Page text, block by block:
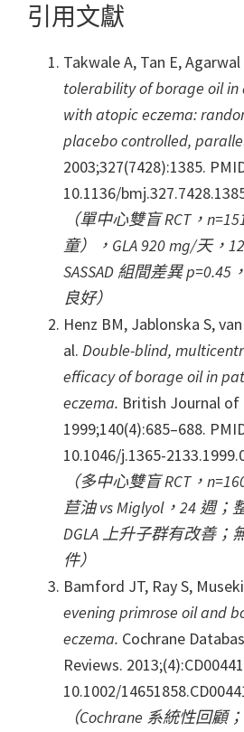
引用文獻
Takwale A, Tan E, Agarwal
tolerability of borage oil
with atopic eczema:
placebo controlled,
2003;327(7428):1385.
10.1136/
（單中心雙盲 RCT，
童），GLA 920 mg/天，
SASSAD 組間差異
良好）
Henz BM, Jablonska S,
al. Double-blind,
efficacy of borage oil in
eczema. British Journal
1999;140(4):685–688.
10.1046/j.1365-
（多中心雙盲 RCT，
苣油 vs Miglyol，24 週；
DGLA 上升子群有改善；
件）
Bamford JT, Ray S,
evening primrose oil and
eczema. Cochrane
Reviews.
10.1002/
（Cochrane 系統性回顧